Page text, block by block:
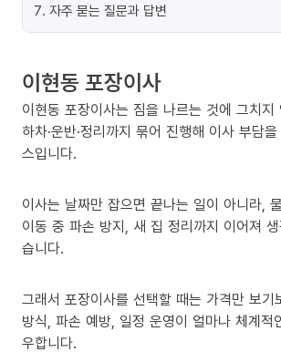
7. 자주 묻는 질문과 답변
이현동 포장이사
이현동 포장이사는 짐을 나르는 것에 그치지
하차·운반·정리까지 묶어 진행해 이사 부담
스입니다.
이사는 날짜만 잡으면 끝나는 일이 아니라,
이동 중 파손 방지, 새 집 정리까지 이어져
습니다.
그래서 포장이사를 선택할 때는 가격만 보기
방식, 파손 예방, 일정 운영이 얼마나 체계적
우합니다.